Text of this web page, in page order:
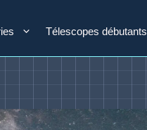
Télescopes débutants